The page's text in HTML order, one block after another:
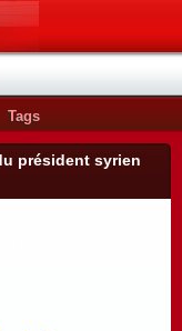
Tags
président syrien